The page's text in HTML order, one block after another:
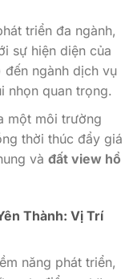
triển đa ngành,
sự hiện diện của
đến ngành dịch vụ
nhọn quan trọng.
một môi trường
thời thúc đẩy giá
và đất view hồ
Thành: Vị Trí
năng phát triển,